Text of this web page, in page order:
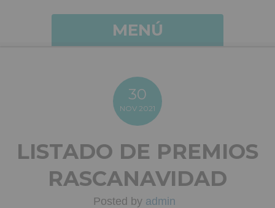
MENÚ
30
NOV 2021
LISTADO DE PREMIOS
RASCANAVIDAD
Posted by admin